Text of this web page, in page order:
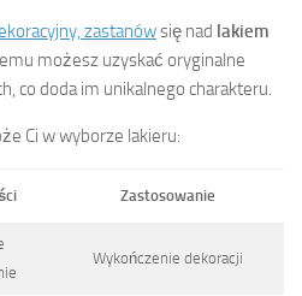
zastanówsię nad lakiem
możesz uzyskać oryginalne
co doda im unikalnego charakteru.
Ci w wyborze lakieru:
Zastosowanie
Wykończenie dekoracji